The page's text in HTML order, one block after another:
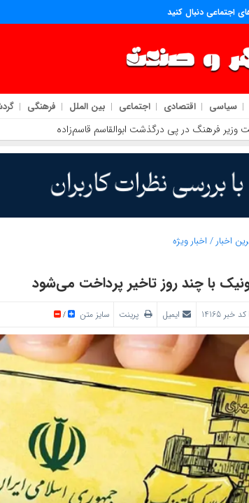
اجتماعی دنبال کنید
سیاسی اقتصادی اجتماعی بین الملل فرهنگی
درگذشت
اخبار / اخبار ویژه
با چند روز تاخیر پرداخت می‌شود
کد خبر 14165 ایمیل پرینت سایز متن /